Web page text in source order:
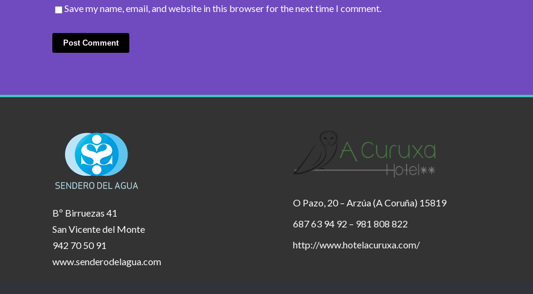
Save my name, email, and website in this browser for the next time I comment.
Bº Birruezas 41
San Vicente del Monte
942 70 50 91
www.senderodelagua.com
O Pazo, 20 – Arzúa (A Coruña) 15819
687 63 94 92 – 981 808 822
http://www.hotelacuruxa.com/